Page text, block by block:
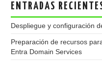
ENTRADAS
Despliegue y configuración
Preparación de recursos
Entra Domain Services